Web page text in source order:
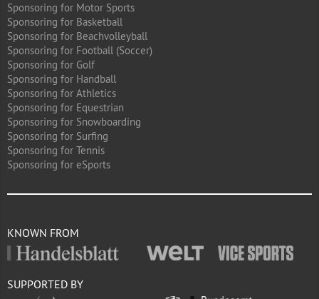
Sponsoring for Motor Sports
Sponsoring for Basketball
Sponsoring for Beachvolleyball
Sponsoring for Football (Soccer)
Sponsoring for Golf
Sponsoring for Handball
Sponsoring for Athletics
Sponsoring for Equestrian
Sponsoring for Snowboarding
Sponsoring for Surfing
Sponsoring for Tennis
Sponsoring for eSports
KNOWN FROM
SUPPORTED BY